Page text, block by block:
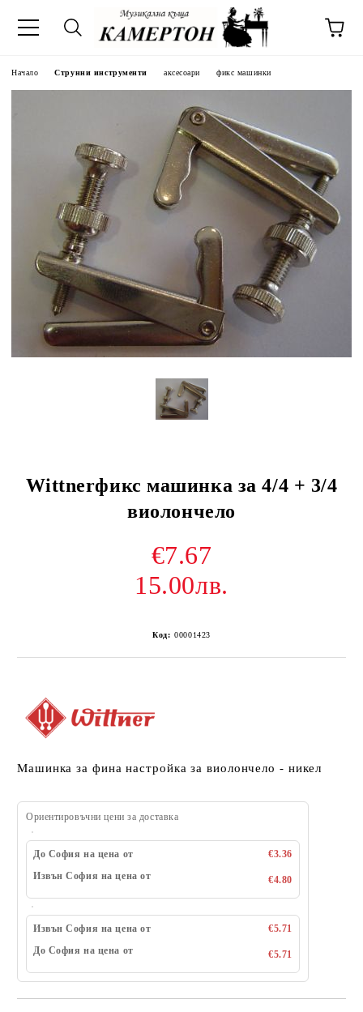
Начало Струнни инструменти аксесоари фикс машинки
Wittnerфикс машинка за 4/4 + 3/4
виолончело
€7.67
15.00лв.
Код: 00001423
Машинка за фина настройка за виолончело - никел
Ориентировъчни цени за доставка
До София на цена от
€3.36
Извън София на цена от
€4.80
Извън София на цена от
€5.71
До София на цена от
€5.71